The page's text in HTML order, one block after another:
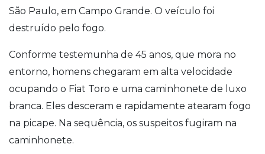
São Paulo, em Campo Grande. O veículo foi
destruído pelo fogo.
Conforme testemunha de 45 anos, que mora no
entorno, homens chegaram em alta velocidade
ocupando o Fiat Toro e uma caminhonete de luxo
branca. Eles desceram e rapidamente atearam fogo
na picape. Na sequência, os suspeitos fugiram na
caminhonete.